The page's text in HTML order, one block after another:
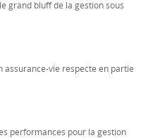
grand bluff de la gestion sous
assurance-vie respecte en partie
performances pour la gestion